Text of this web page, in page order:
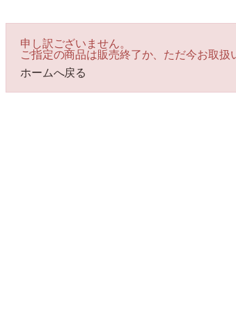
申し訳ございません。
ご指定の商品は販売終了か、ただ今お取扱
ホームへ戻る